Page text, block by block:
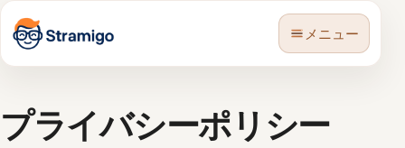
メニュー
プライバシーポリシー